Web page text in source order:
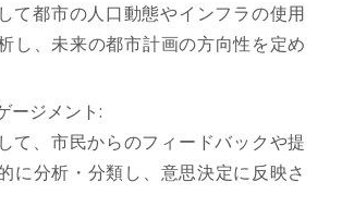
て都市の人口動態やインフラの使用
し、未来の都市計画の方向性を定め
ージメント:
て、市民からのフィードバックや提
に分析・分類し、意思決定に反映さ